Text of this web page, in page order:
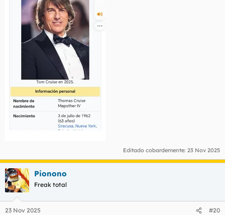
Editado cobardemente: 23 Nov 2025
Pionono
Freak total
23 Nov 2025 #20